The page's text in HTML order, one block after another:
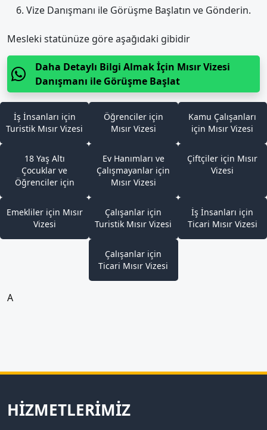
Vize Danışmanı ile Görüşme Başlatın ve Gönderin.
Mesleki statünüze göre aşağıdaki gibidir
Daha Detaylı Bilgi Almak İçin Mısır Vizesi
Danışmanı ile Görüşme Başlat
İş İnsanları için
Turistik Mısır Vizesi
Öğrenciler için
Mısır Vizesi
Kamu Çalışanları
için Mısır Vizesi
18 Yaş Altı
Çocuklar ve
Öğrenciler için
Ev Hanımları ve
Çalışmayanlar için
Mısır Vizesi
Çiftçiler için Mısır
Vizesi
Emekliler için Mısır
Vizesi
Çalışanlar için
Turistik Mısır Vizesi
İş İnsanları için
Ticari Mısır Vizesi
Çalışanlar için
Ticari Mısır Vizesi
A
HIZMETLERIMIZ